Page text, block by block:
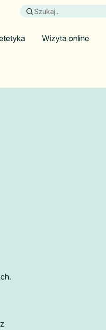
Wizyta online